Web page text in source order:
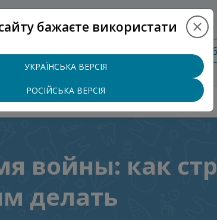
+38 (097)
КОНТАКТЫ
войны: как
делать
бажаєте використати
УКРАЇНСЬКА ВЕРСІЯ
РОСІЙСЬКА ВЕРСІЯ